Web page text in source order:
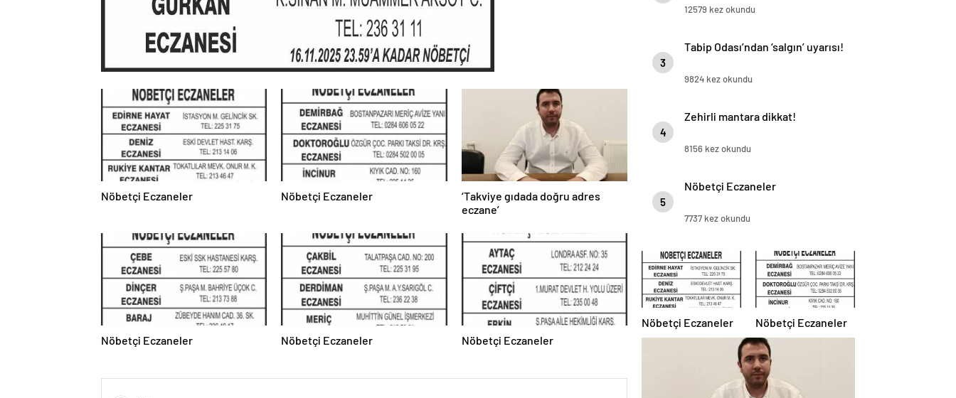
Nöbetçi Eczaneler Nöbetçi Eczaneler
‘Takviye gıdada doğru adres
eczane’
Nöbetçi Eczaneler Nöbetçi Eczaneler Nöbetçi Eczaneler
12579 kez okundu
3
Tabip Odası’ndan ‘salgın’ uyarısı!
9824 kez okundu
4
Zehirli mantara dikkat!
8156 kez okundu
5
Nöbetçi Eczaneler
7737 kez okundu
Nöbetçi Eczaneler Nöbetçi Eczaneler